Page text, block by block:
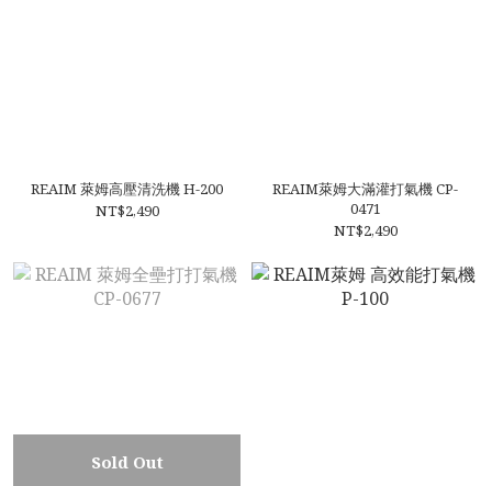
REAIM 萊姆高壓清洗機 H-200
NT$2,490
REAIM萊姆大滿灌打氣機 CP-
0471
NT$2,490
Sold Out